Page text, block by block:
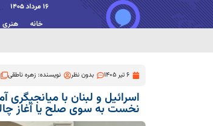
16 مرداد 1405
خانه هنری
6 تیر 1405 بدون نظر نویسنده:زهره ناطقی
اسرائیل و لبنان با میانجیگری
نخست به سوی صلح یا آغاز